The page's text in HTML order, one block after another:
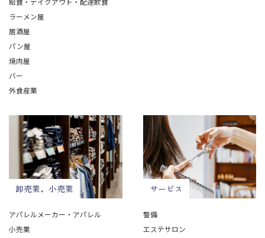
ラーメン屋
居酒屋
パン屋
焼肉屋
バー
外食産業
卸売業、小売業
アパレルメーカー・アパレル
小売業
サービス
警備
エステサロン